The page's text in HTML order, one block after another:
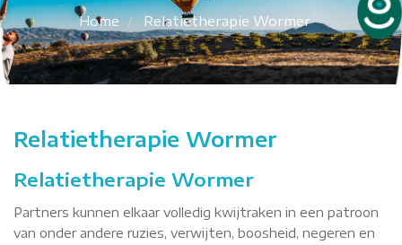
Home Relatietherapie Wormer
Relatietherapie Wormer
Relatietherapie Wormer
Partners kunnen elkaar volledig kwijtraken in een patroon
van onder andere ruzies, verwijten, boosheid, negeren en